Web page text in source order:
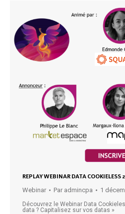
REPLAY WEBINAR DATA COOKIELESS
Webinar Par admincpa 1
Découvrez le Webinar Data
data ? Capitalisez sur vos datas »